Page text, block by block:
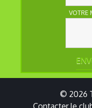
VOTRE
© 2026
Contacter le